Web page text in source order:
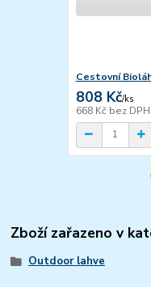
Cestovní
808 Kč/ks
668 Kč bez DPH
Zboží zařazeno v
Outdoor lahve